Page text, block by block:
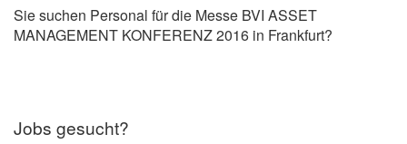
Sie suchen Personal für die Messe BVI ASSET
MANAGEMENT KONFERENZ 2016 in Frankfurt?
Jobs gesucht?